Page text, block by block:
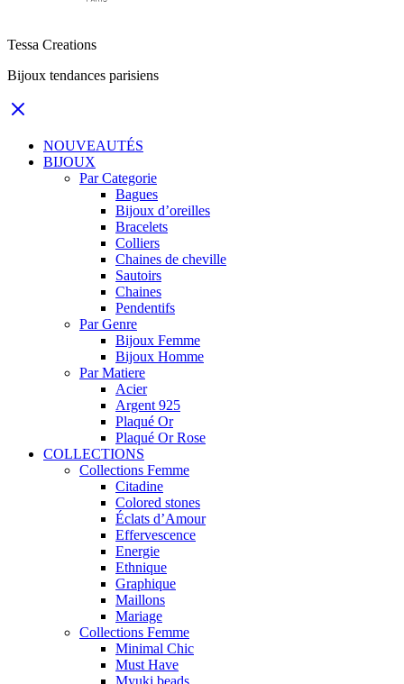
Tessa Creations
Bijoux tendances parisiens
NOUVEAUTÉS
BIJOUX
Par Categorie
Bagues
Bijoux d’oreilles
Bracelets
Colliers
Chaines de cheville
Sautoirs
Chaines
Pendentifs
Par Genre
Bijoux Femme
Bijoux Homme
Par Matiere
Acier
Argent 925
Plaqué Or
Plaqué Or Rose
COLLECTIONS
Collections Femme
Citadine
Colored stones
Éclats d’Amour
Effervescence
Energie
Ethnique
Graphique
Maillons
Mariage
Collections Femme
Minimal Chic
Must Have